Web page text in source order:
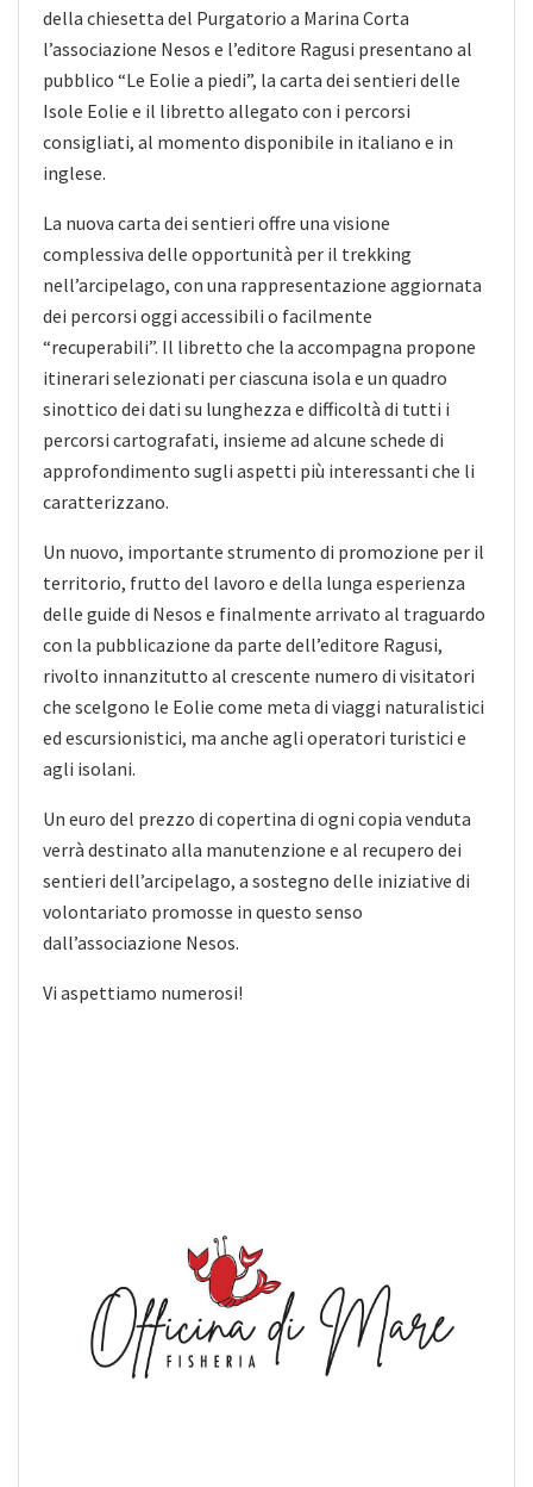
della chiesetta del Purgatorio a Marina Corta
l’associazione Nesos e l’editore Ragusi presentano al
pubblico “Le Eolie a piedi”, la carta dei sentieri delle
Isole Eolie e il libretto allegato con i percorsi
consigliati, al momento disponibile in italiano e in
inglese.
La nuova carta dei sentieri offre una visione
complessiva delle opportunità per il trekking
nell’arcipelago, con una rappresentazione aggiornata
dei percorsi oggi accessibili o facilmente
“recuperabili”. Il libretto che la accompagna propone
itinerari selezionati per ciascuna isola e un quadro
sinottico dei dati su lunghezza e difficoltà di tutti i
percorsi cartografati, insieme ad alcune schede di
approfondimento sugli aspetti più interessanti che li
caratterizzano.
Un nuovo, importante strumento di promozione per il
territorio, frutto del lavoro e della lunga esperienza
delle guide di Nesos e finalmente arrivato al traguardo
con la pubblicazione da parte dell’editore Ragusi,
rivolto innanzitutto al crescente numero di visitatori
che scelgono le Eolie come meta di viaggi naturalistici
ed escursionistici, ma anche agli operatori turistici e
agli isolani.
Un euro del prezzo di copertina di ogni copia venduta
verrà destinato alla manutenzione e al recupero dei
sentieri dell’arcipelago, a sostegno delle iniziative di
volontariato promosse in questo senso
dall’associazione Nesos.
Vi aspettiamo numerosi!